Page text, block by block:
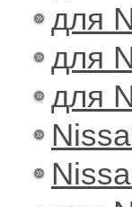
для
для
для